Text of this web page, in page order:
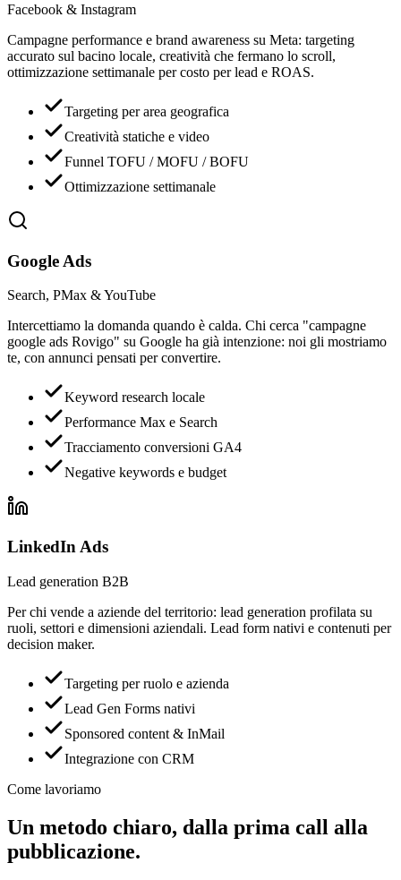
Facebook & Instagram
Campagne performance e brand awareness su Meta: targeting
accurato sul bacino locale, creatività che fermano lo scroll,
ottimizzazione settimanale per costo per lead e ROAS.
Targeting per area geografica
Creatività statiche e video
Funnel TOFU / MOFU / BOFU
Ottimizzazione settimanale
Google Ads
Search, PMax & YouTube
Intercettiamo la domanda quando è calda. Chi cerca "campagne
google ads Rovigo" su Google ha già intenzione: noi gli mostriamo
te, con annunci pensati per convertire.
Keyword research locale
Performance Max e Search
Tracciamento conversioni GA4
Negative keywords e budget
LinkedIn Ads
Lead generation B2B
Per chi vende a aziende del territorio: lead generation profilata su
ruoli, settori e dimensioni aziendali. Lead form nativi e contenuti per
decision maker.
Targeting per ruolo e azienda
Lead Gen Forms nativi
Sponsored content & InMail
Integrazione con CRM
Come lavoriamo
Un metodo chiaro, dalla prima call alla
pubblicazione.